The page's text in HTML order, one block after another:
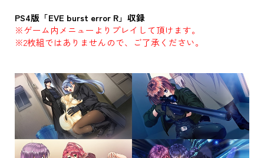
PS4版「EVE burst error R」収録
※ゲーム内メニューよりプレイして頂けます。
※2枚組ではありませんので、ご了承ください。